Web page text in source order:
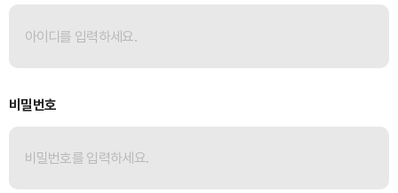
비밀번호